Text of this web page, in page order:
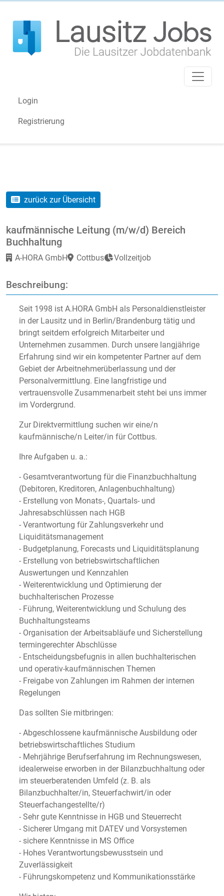
Login
Registrierung
zurück zur Übersicht
kaufmännische Leitung (m/w/d) Bereich
Buchhaltung
A-HORA GmbH Cottbus Vollzeitjob
Beschreibung:
Seit 1998 ist A.HORA GmbH als Personaldienstleister
in der Lausitz und in Berlin/Brandenburg tätig und
bringt seitdem erfolgreich Mitarbeiter und
Unternehmen zusammen. Durch unsere langjährige
Erfahrung sind wir ein kompetenter Partner auf dem
Gebiet der Arbeitnehmerüberlassung und der
Personalvermittlung. Eine langfristige und
vertrauensvolle Zusammenarbeit steht bei uns immer
im Vordergrund.
Zur Direktvermittlung suchen wir eine/n
kaufmännische/n Leiter/in für Cottbus.
Ihre Aufgaben u. a.:
- Gesamtverantwortung für die Finanzbuchhaltung
(Debitoren, Kreditoren, Anlagenbuchhaltung)
- Erstellung von Monats-, Quartals- und
Jahresabschlüssen nach HGB
- Verantwortung für Zahlungsverkehr und
Liquiditätsmanagement
- Budgetplanung, Forecasts und Liquiditätsplanung
- Erstellung von betriebswirtschaftlichen
Auswertungen und Kennzahlen
- Weiterentwicklung und Optimierung der
buchhalterischen Prozesse
- Führung, Weiterentwicklung und Schulung des
Buchhaltungsteams
- Organisation der Arbeitsabläufe und Sicherstellung
termingerechter Abschlüsse
- Entscheidungsbefugnis in allen buchhalterischen
und operativ-kaufmännischen Themen
- Freigabe von Zahlungen im Rahmen der internen
Regelungen
Das sollten Sie mitbringen:
- Abgeschlossene kaufmännische Ausbildung oder
betriebswirtschaftliches Studium
- Mehrjährige Berufserfahrung im Rechnungswesen,
idealerweise erworben in der Bilanzbuchhaltung oder
im steuerberatenden Umfeld (z. B. als
Bilanzbuchhalter/in, Steuerfachwirt/in oder
Steuerfachangestellte/r)
- Sehr gute Kenntnisse in HGB und Steuerrecht
- Sicherer Umgang mit DATEV und Vorsystemen
- sichere Kenntnisse in MS Office
- Hohes Verantwortungsbewusstsein und
Zuverlässigkeit
- Führungskompetenz und Kommunikationsstärke